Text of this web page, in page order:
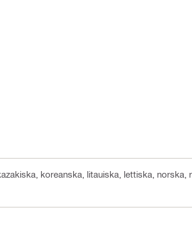
koreanska, litauiska, lettiska,